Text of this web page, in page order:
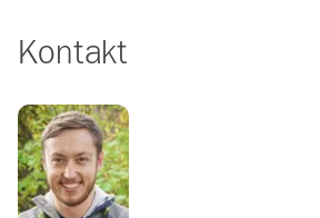
Kontakt